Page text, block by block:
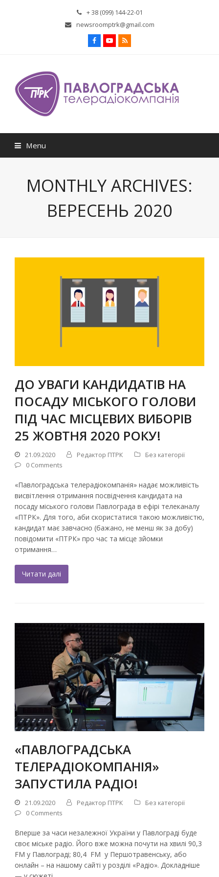
+ 38 (099) 144-22-01
newsroomptrk@gmail.com
Facebook
Youtube
RSS
Menu
MONTHLY ARCHIVES:
ВЕРЕСЕНЬ 2020
ДО УВАГИ КАНДИДАТІВ НА
ПОСАДУ МІСЬКОГО ГОЛОВИ
ПІД ЧАС МІСЦЕВИХ ВИБОРІВ
25 ЖОВТНЯ 2020 РОКУ!
21.09.2020 Редактор ПТРК
Без категорії
0 Comments
«Павлоградська телерадіокомпанія» надає можливість
висвітлення отримання посвідчення кандидата на
посаду міського голови Павлограда в ефірі телеканалу
«ПТРК». Для того, аби скористатися такою можливістю,
кандидат має завчасно (бажано, не менш як за добу)
повідомити «ПТРК» про час та місце зйомки
отримання…
Читати далі
«ПАВЛОГРАДСЬКА
ТЕЛЕРАДІОКОМПАНІЯ»
ЗАПУСТИЛА РАДІО!
21.09.2020 Редактор ПТРК
Без категорії
0 Comments
Вперше за часи незалежної України у Павлограді буде
своє міське радіо. Його вже можна почути на хвилі 90,3
FM у Павлограді; 80,4 FM у Першотравенську, або
онлайн – на нашому сайті у розділі «Радіо». Докладніше